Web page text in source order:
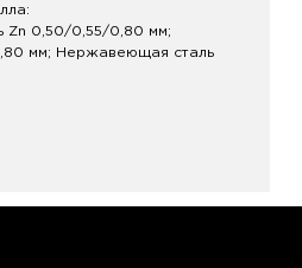
Zn 0,50/0,55/0,80 мм;
мм; Нержавеющая сталь